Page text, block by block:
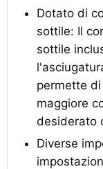
Dotato di
sottile: Il
sottile
permette
maggiore
desiderato
Diverse